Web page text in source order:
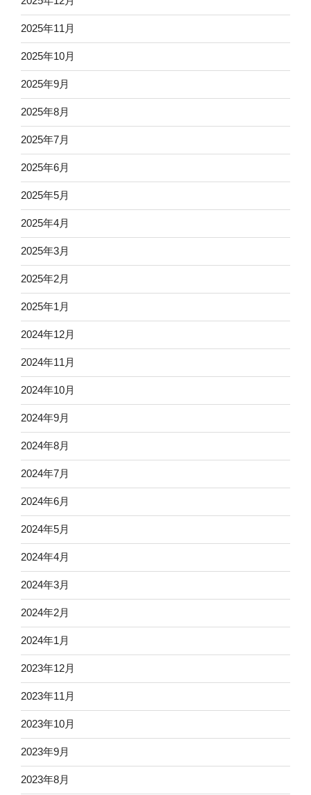
2025年11月
2025年10月
2025年9月
2025年8月
2025年7月
2025年6月
2025年5月
2025年4月
2025年3月
2025年2月
2025年1月
2024年12月
2024年11月
2024年10月
2024年9月
2024年8月
2024年7月
2024年6月
2024年5月
2024年4月
2024年3月
2024年2月
2024年1月
2023年12月
2023年11月
2023年10月
2023年9月
2023年8月